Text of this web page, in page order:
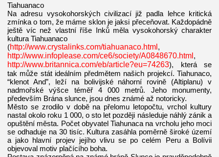
Tiahuanaco
Na adresu vysokohorských civilizací již padla lehce kritická
zmínka o tom, že máme sklon je jaksi přeceňovat. Každopádně
ještě víc než vlastní říše Inků měla vysokohorský charakter
kultura Tiahuanaco
(http://www.crystalinks.com/tiahuanaco.html ,
http://www.infoplease.com/ce6/society/A0848670.html ,
http://www.britannica.com/eb/article?eu=74263), která se
tak může stát ideálním předmětem našich projekcí. Tiahunaco,
“klenot And”, leží na bolivijské náhorní rovině (Altiplanu) v
nadmořské výšce téměř 4 000 metrů. Jeho monumenty,
především Brána slunce, jsou dnes známé až notoricky.
Město se zrodilo v době na přelomu letopočtu, vrchol kultury
nastal okolo roku 1 000, o sto let později následuje náhlý zánik a
opuštění města. Počet obyvatel Tiahunaca na vrcholu jeho moci
se odhaduje na 30 tisíc. Kultura zasáhla poměrně široké území
a jako hlavní projev jejího vlivu se po celém Peru a Bolívii
objevoval motiv plačícího boha.